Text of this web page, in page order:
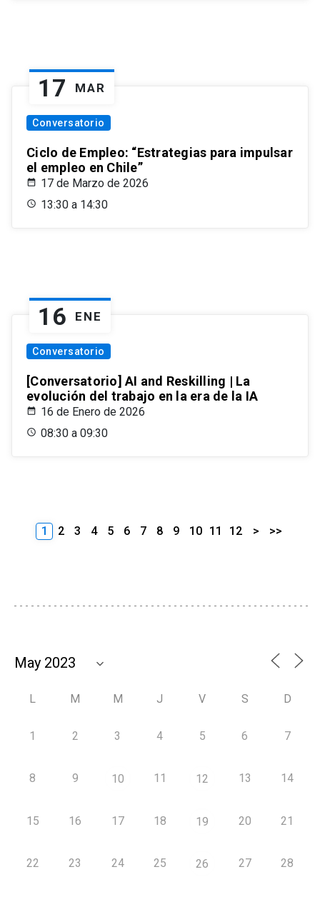
17 MAR
Conversatorio
Ciclo de Empleo: “Estrategias para impulsar
el empleo en Chile”
17 de Marzo de 2026
13:30 a 14:30
16 ENE
Conversatorio
[Conversatorio] AI and Reskilling | La
evolución del trabajo en la era de la IA
16 de Enero de 2026
08:30 a 09:30
1 2 3 4 5 6 7 8 9 10 11 12 > >>
L M M J V S D
1 2 3 4 5 6 7
8 9 10 11 12 13 14
15 16 17 18 19 20 21
22 23 24 25 26 27 28